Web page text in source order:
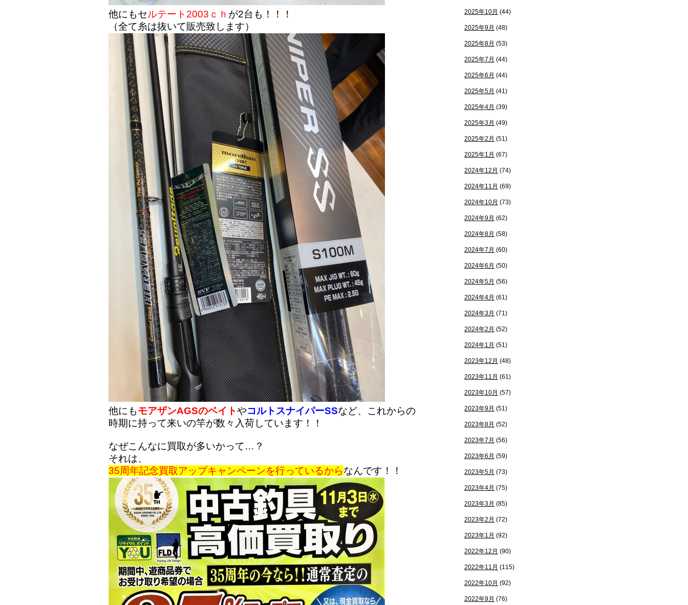
他にもセルテート2003ｃｈ が2台も！！！
（全て糸は抜いて販売致します）
他にもモアザンAGSのベイトやコルトスナイパーSSなど、これからの
時期に持って来いの竿が数々入荷しています！！
なぜこんなに買取が多いかって…？
それは、
35周年記念買取アップキャンペーンを行っているからなんです！！
2025年10月 (44)
2025年9月 (48)
2025年8月 (53)
2025年7月 (44)
2025年6月 (44)
2025年5月 (41)
2025年4月 (39)
2025年3月 (49)
2025年2月 (51)
2025年1月 (67)
2024年12月 (74)
2024年11月 (69)
2024年10月 (73)
2024年9月 (62)
2024年8月 (58)
2024年7月 (60)
2024年6月 (50)
2024年5月 (56)
2024年4月 (61)
2024年3月 (71)
2024年2月 (52)
2024年1月 (51)
2023年12月 (48)
2023年11月 (61)
2023年10月 (57)
2023年9月 (51)
2023年8月 (52)
2023年7月 (56)
2023年6月 (59)
2023年5月 (73)
2023年4月 (75)
2023年3月 (85)
2023年2月 (72)
2023年1月 (92)
2022年12月 (90)
2022年11月 (115)
2022年10月 (92)
2022年9月 (76)